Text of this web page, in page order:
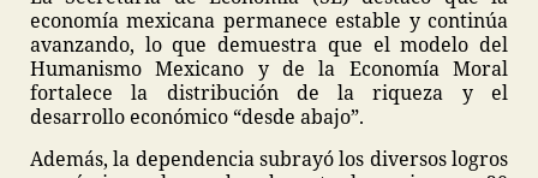
economía mexicana permanece estable y continúa
avanzando, lo que demuestra que el modelo del
Humanismo Mexicano y de la Economía Moral
fortalece la distribución de la riqueza y el
desarrollo económico “desde abajo”.
Además, la dependencia subrayó los diversos logros